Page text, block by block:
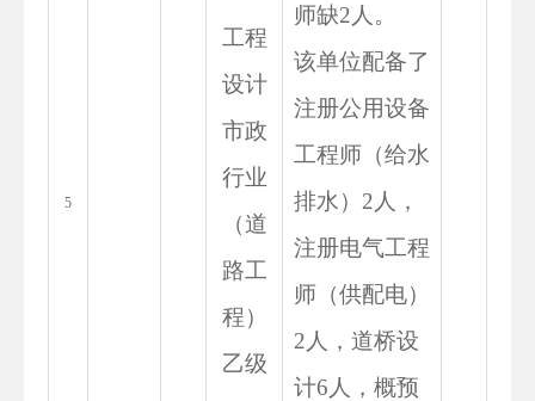
5
工程
设计
市政
行业
（道
路工
程）
乙级
师缺2人。
该单位配备了
注册公用设备
工程师（给水
排水）2人，
注册电气工程
师（供配电）
2人，道桥设
计6人，概预